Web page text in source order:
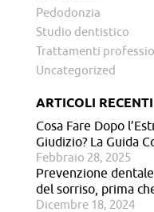
Pedodonzia
Studio dentistico
Trattamenti
Uncategorized
ARTICOLI RECENTI
Cosa Fare Dopo
Giudizio? La Guida
Febbraio 28, 2025
Prevenzione
del sorriso, prima
Dicembre 18, 2024